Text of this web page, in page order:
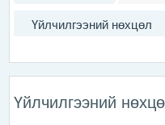
Үйлчилгээний нөхцөл
Үйлчилгээний